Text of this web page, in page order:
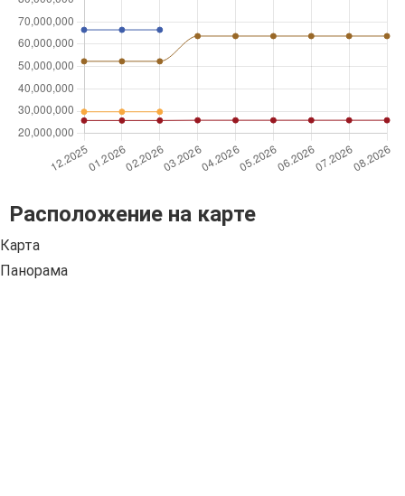
Расположение на карте
Карта
Панорама